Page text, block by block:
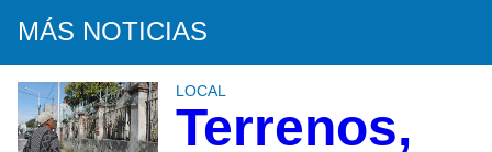
MÁS NOTICIAS
LOCAL
Terrenos,